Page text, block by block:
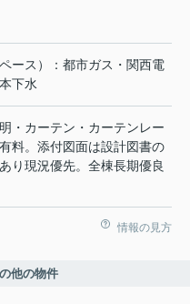
ース）：都市ガス・関西電
下水
・カーテン・カーテンレー
料。添付図面は設計図書の
り現況優先。全棟長期優良
情報の見方
他の物件